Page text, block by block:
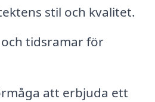
stil och kvalitet.
tidsramar för
att erbjuda ett